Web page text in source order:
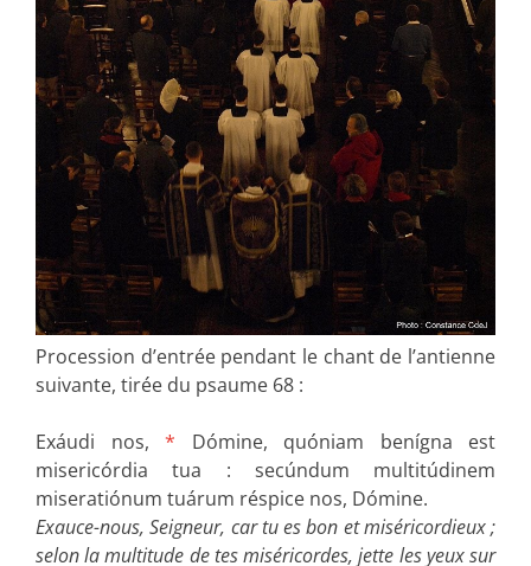
Procession d’entrée pendant le chant de l’antienne
suivante, tirée du psaume 68 :
Exáudi nos, * Dómine, quóniam benígna est
misericórdia tua : secúndum multitúdinem
miseratiónum tuárum réspice nos, Dómine.
Exauce-nous, Seigneur, car tu es bon et miséricordieux ;
selon la multitude de tes miséricordes, jette les yeux sur